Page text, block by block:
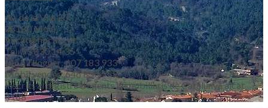
Av. de la Vila 20
08180 Moià
fincat@fincat.cat
Tel. 93 830 14 35
Mòbil lloguer: 607 183 933
Mòbil vendes: 646 853 559
Inscrits al registre d’agents immobiliaris de Catalunya aicat
4188